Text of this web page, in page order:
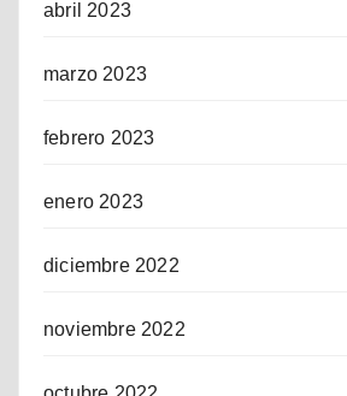
abril 2023
marzo 2023
febrero 2023
enero 2023
diciembre 2022
noviembre 2022